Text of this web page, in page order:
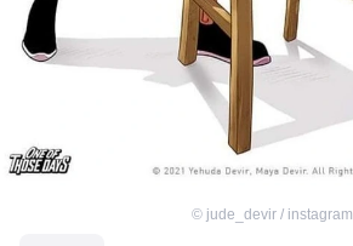
© jude_devir / instagram